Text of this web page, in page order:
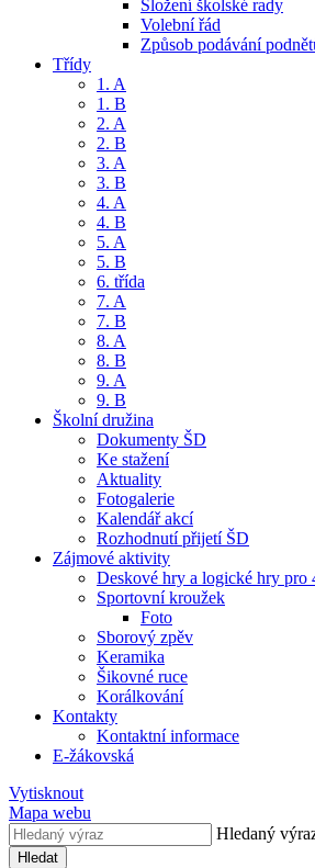
Složení školské rady
Volební řád
Způsob podávání
Třídy
1. A
1. B
2. A
2. B
3. A
3. B
4. A
4. B
5. A
5. B
6. třída
7. A
7. B
8. A
8. B
9. A
9. B
Školní družina
Dokumenty ŠD
Ke stažení
Aktuality
Fotogalerie
Kalendář akcí
Rozhodnutí přijetí ŠD
Zájmové aktivity
Deskové hry a logické hry pro
Sportovní kroužek
Foto
Sborový zpěv
Keramika
Šikovné ruce
Korálkování
Kontakty
Kontaktní informace
E-žákovská
Vytisknout
Mapa webu
Hledaný
Hledat